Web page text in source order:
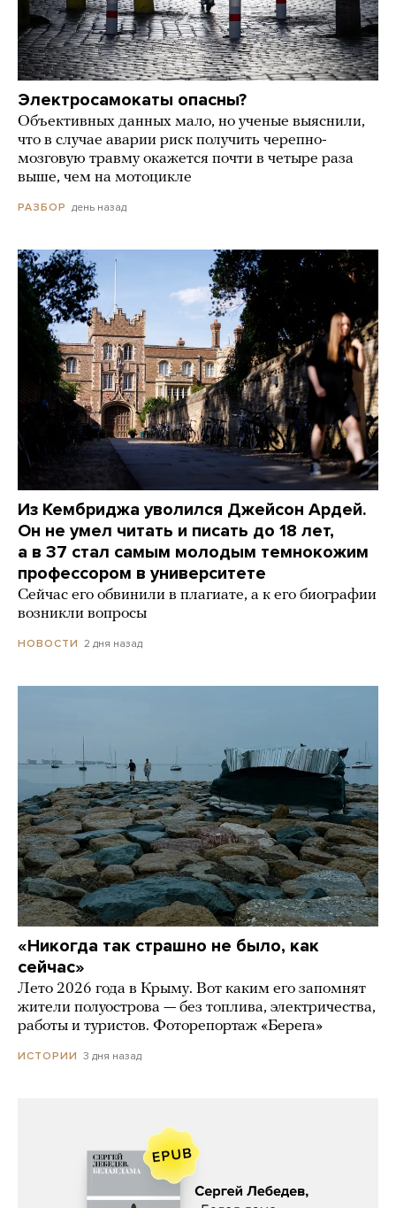
Электросамокаты опасны?
Объективных данных мало, но ученые выяснили,
что в случае аварии риск получить черепно-
мозговую травму окажется почти в четыре раза
выше, чем на мотоцикле
РАЗБОР день назад
Из Кембриджа уволился Джейсон Ардей.
Он не умел читать и писать до 18 лет,
а в 37 стал самым молодым темнокожим
профессором в университете
Сейчас его обвинили в плагиате, а к его биографии
возникли вопросы
НОВОСТИ 2 дня назад
«Никогда так страшно не было, как
сейчас»
Лето 2026 года в Крыму. Вот каким его запомнят
жители полуострова — без топлива, электричества,
работы и туристов. Фоторепортаж «Берега»
ИСТОРИИ 3 дня назад